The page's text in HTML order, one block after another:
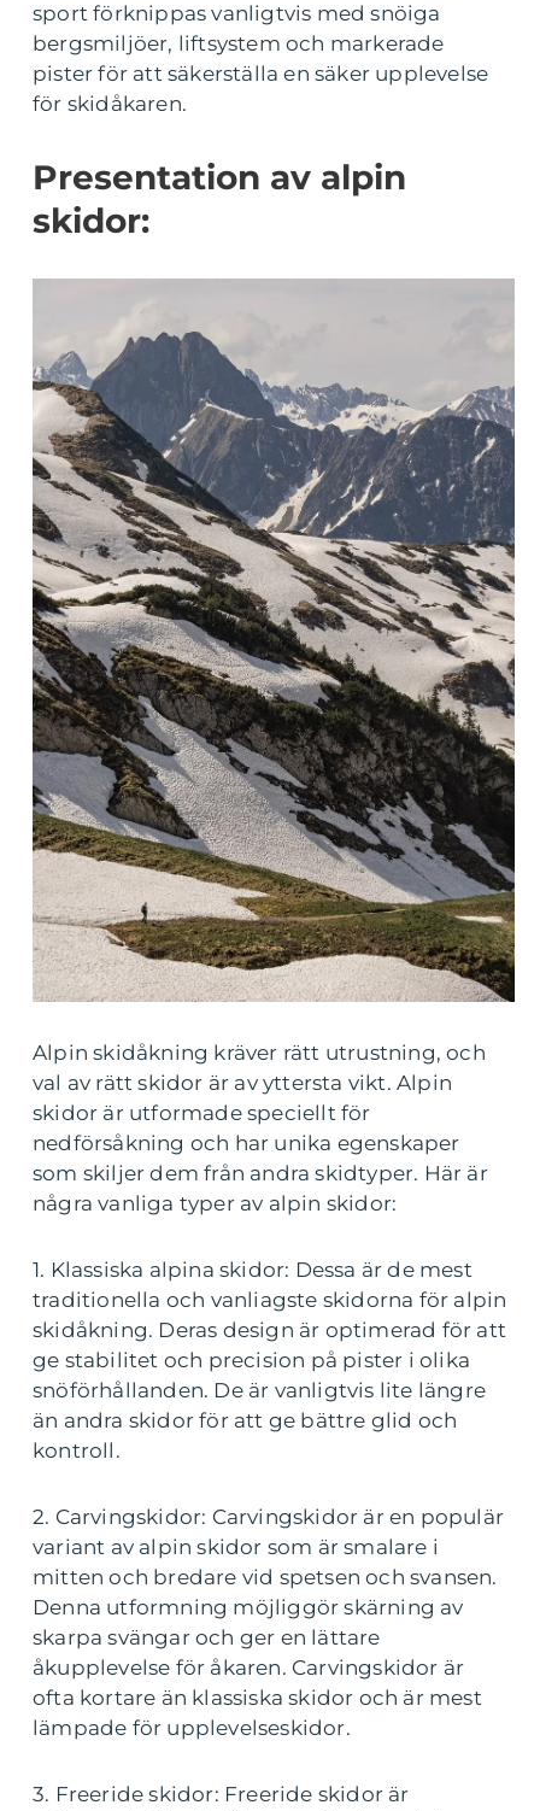
sport förknippas vanligtvis med snöiga
bergsmiljöer, liftsystem och markerade
pister för att säkerställa en säker upplevelse
för skidåkaren.
Presentation av alpin
skidor:
Alpin skidåkning kräver rätt utrustning, och
val av rätt skidor är av yttersta vikt. Alpin
skidor är utformade speciellt för
nedförsåkning och har unika egenskaper
som skiljer dem från andra skidtyper. Här är
några vanliga typer av alpin skidor:
1. Klassiska alpina skidor: Dessa är de mest
traditionella och vanliagste skidorna för alpin
skidåkning. Deras design är optimerad för att
ge stabilitet och precision på pister i olika
snöförhållanden. De är vanligtvis lite längre
än andra skidor för att ge bättre glid och
kontroll.
2. Carvingskidor: Carvingskidor är en populär
variant av alpin skidor som är smalare i
mitten och bredare vid spetsen och svansen.
Denna utformning möjliggör skärning av
skarpa svängar och ger en lättare
åkupplevelse för åkaren. Carvingskidor är
ofta kortare än klassiska skidor och är mest
lämpade för upplevelseskidor.
3. Freeride skidor: Freeride skidor är